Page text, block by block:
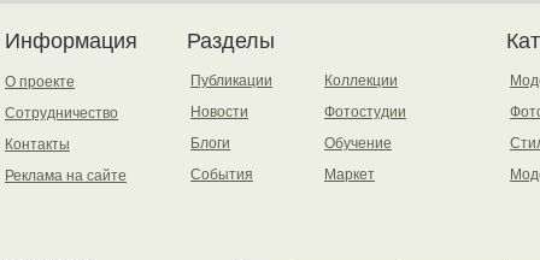
Информация
О проекте
Сотрудничество
Контакты
Реклама на сайте
Разделы
Публикации
Новости
Блоги
События
Коллекции
Фотостудии
Обучение
Маркет